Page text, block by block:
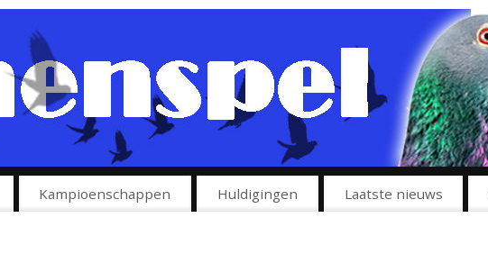
Kampioenschappen Huldigingen Laatste nieuws